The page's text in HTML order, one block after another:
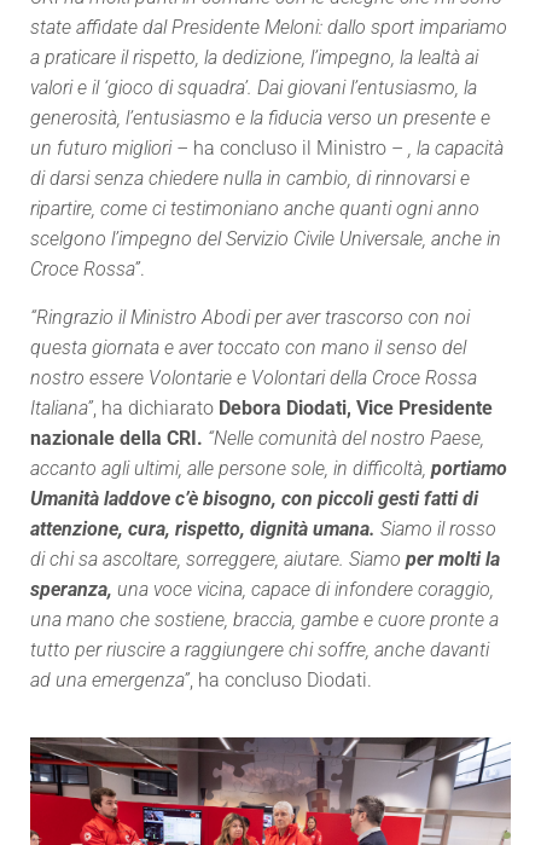
state affidate dal Presidente Meloni: dallo sport impariamo
a praticare il rispetto, la dedizione, l’impegno, la lealtà ai
valori e il ‘gioco di squadra’. Dai giovani l’entusiasmo, la
generosità, l’entusiasmo e la fiducia verso un presente e
un futuro migliori – ha concluso il Ministro – , la capacità
di darsi senza chiedere nulla in cambio, di rinnovarsi e
ripartire, come ci testimoniano anche quanti ogni anno
scelgono l’impegno del Servizio Civile Universale, anche in
Croce Rossa”.
“Ringrazio il Ministro Abodi per aver trascorso con noi
questa giornata e aver toccato con mano il senso del
nostro essere Volontarie e Volontari della Croce Rossa
Italiana”, ha dichiarato Debora Diodati, Vice Presidente
nazionale della CRI. “Nelle comunità del nostro Paese,
accanto agli ultimi, alle persone sole, in difficoltà, portiamo
Umanità laddove c’è bisogno, con piccoli gesti fatti di
attenzione, cura, rispetto, dignità umana. Siamo il rosso
di chi sa ascoltare, sorreggere, aiutare. Siamo per molti la
speranza, una voce vicina, capace di infondere coraggio,
una mano che sostiene, braccia, gambe e cuore pronte a
tutto per riuscire a raggiungere chi soffre, anche davanti
ad una emergenza”, ha concluso Diodati.